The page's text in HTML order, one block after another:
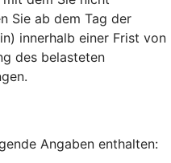
Sie ab dem Tag der
innerhalb einer Frist von
des belasteten
Angaben enthalten: